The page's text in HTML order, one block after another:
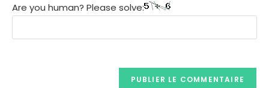
Are you human? Please solve: